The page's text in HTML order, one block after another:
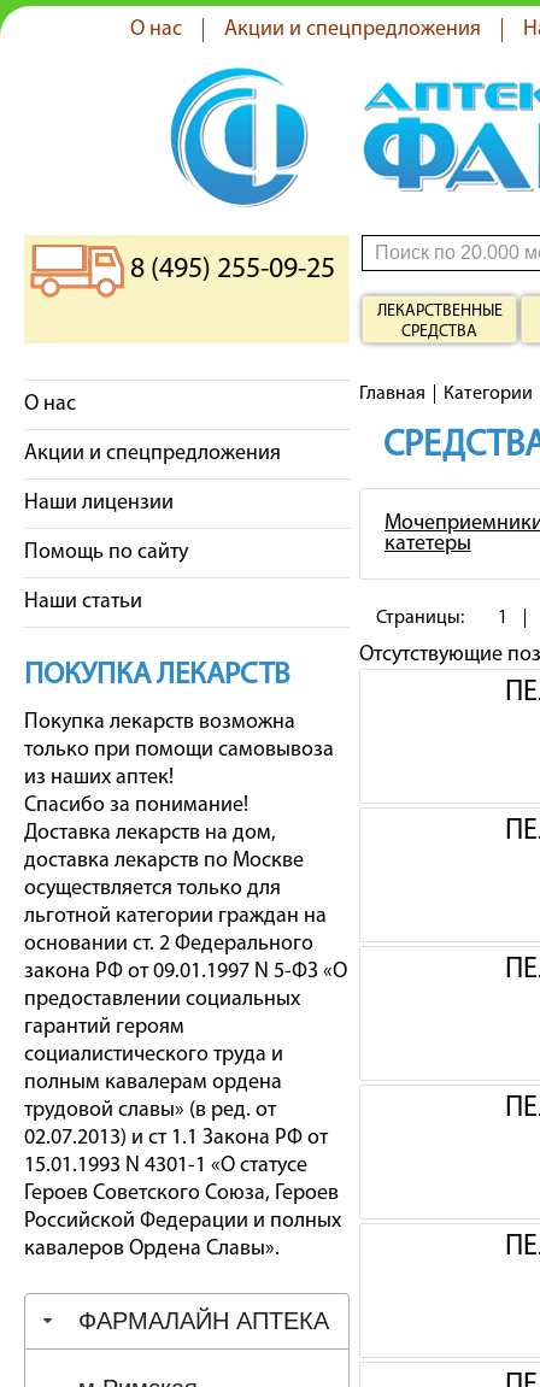
О нас Акции и спецпредложения
8 (495) 255-09-25
ЛЕКАРСТВЕННЫЕ
СРЕДСТВА
О нас
Акции и спецпредложения
Наши лицензии
Помощь по сайту
Наши статьи
ПОКУПКА ЛЕКАРСТВ
Покупка лекарств возможна
только при помощи самовывоза
из наших аптек!
Спасибо за понимание!
Доставка лекарств на дом,
доставка лекарств по Москве
осуществляется только для
льготной категории граждан на
основании ст. 2 Федерального
закона РФ от 09.01.1997 N 5-ФЗ «О
предоставлении социальных
гарантий героям
социалистического труда и
полным кавалерам ордена
трудовой славы» (в ред. от
02.07.2013) и ст 1.1 Закона РФ от
15.01.1993 N 4301-1 «О статусе
Героев Советского Союза, Героев
Российской Федерации и полных
кавалеров Ордена Славы».
ФАРМАЛАЙН АПТЕКА
Главная Категории
катетеры
Страницы: 1
Отсутствующие